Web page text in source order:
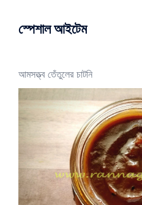
স্পেশাল আইটেম
আমসত্ত্ব তেঁতুলের চাটনি